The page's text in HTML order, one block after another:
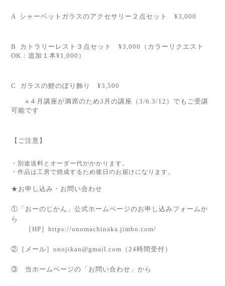
A シャーベットガラスのアクセサリー２点セット ¥3,000
B カトラリーレスト３点セット ¥3,000（カラーリクエスト
OK：追加１本¥1,000）
C ガラスの鯉のぼり飾り ¥3,500
⭐︎４月講座が満席のため3月の講座（3/6.3/12）でもご受講
可能です
【ご注意】
・別途送料とオーダー代がかかります。
・作品は工房で焼成するため後日のお届けになります。
★お申し込み・お問い合わせ
①「おーのじかん」公式ホームページのお申し込みフォームか
ら
［ HP ］ https://onomachinaka.jimbo.com/
② ［メール］ onojikan@gmail.com （ 24時間受付）
③ 当ホームページの「お問い合わせ」から